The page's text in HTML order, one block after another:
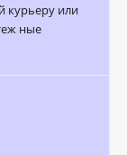
курьеру или
ные